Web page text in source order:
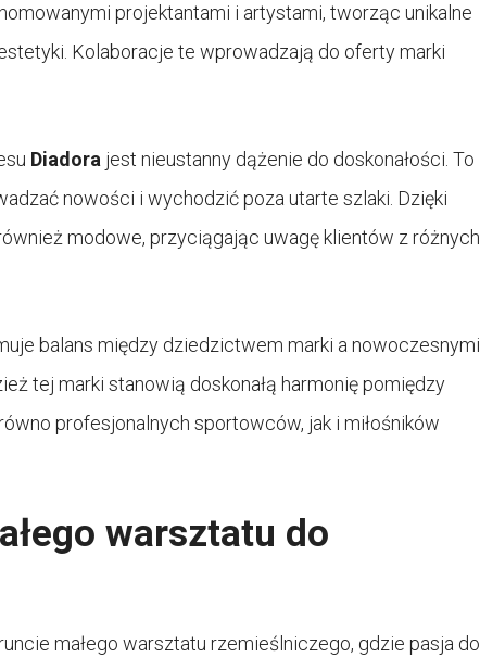
projektantami i artystami, tworząc unikalne
Kolaboracje te wprowadzają do oferty marki
Diadora jest nieustanny dążenie do doskonałości. To
nowości i wychodzić poza utarte szlaki. Dzięki
modowe, przyciągając uwagę klientów z różnych
balans między dziedzictwem marki a nowoczesnymi
tej marki stanowią doskonałą harmonię pomiędzy
profesjonalnych sportowców, jak i miłośników
warsztatu do
małego warsztatu rzemieślniczego, gdzie pasja do